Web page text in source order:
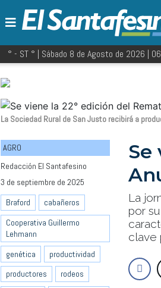
° - ST ° | Sábado 8 de Agosto de 2026 |
La Sociedad Rural de San Justo recibirá a
AGRO
Redacción El Santafesino
3 de septiembre de 2025
Braford
cabañeros
Cooperativa Guillermo
Lehmann
genética
productividad
productores
rodeos
Se
La
por
clave